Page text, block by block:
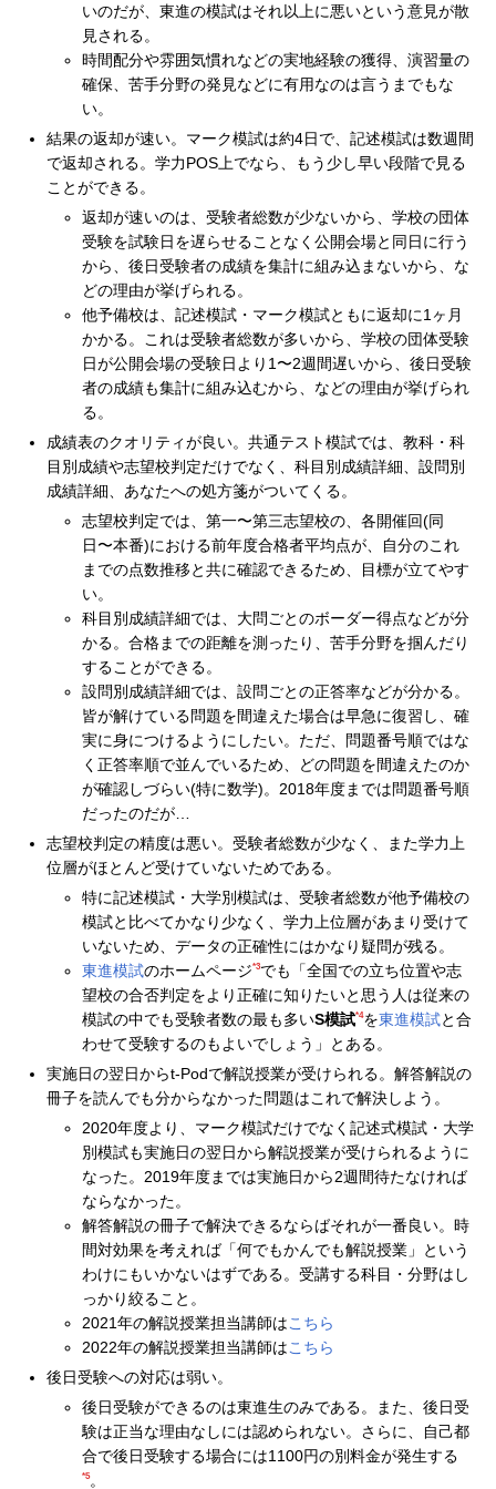
いのだが、東進の模試はそれ以上に悪いという意見が散
見される。
時間配分や雰囲気慣れなどの実地経験の獲得、演習量の
確保、苦手分野の発見などに有用なのは言うまでもな
い。
結果の返却が速い。マーク模試は約4日で、記述模試は数週間
で返却される。学力POS上でなら、もう少し早い段階で見る
ことができる。
返却が速いのは、受験者総数が少ないから、学校の団体
受験を試験日を遅らせることなく公開会場と同日に行う
から、後日受験者の成績を集計に組み込まないから、な
どの理由が挙げられる。
他予備校は、記述模試・マーク模試ともに返却に1ヶ月
かかる。これは受験者総数が多いから、学校の団体受験
日が公開会場の受験日より1〜2週間遅いから、後日受験
者の成績も集計に組み込むから、などの理由が挙げられ
る。
成績表のクオリティが良い。共通テスト模試では、教科・科
目別成績や志望校判定だけでなく、科目別成績詳細、設問別
成績詳細、あなたへの処方箋がついてくる。
志望校判定では、第一〜第三志望校の、各開催回(同
日〜本番)における前年度合格者平均点が、自分のこれ
までの点数推移と共に確認できるため、目標が立てやす
い。
科目別成績詳細では、大問ごとのボーダー得点などが分
かる。合格までの距離を測ったり、苦手分野を掴んだり
することができる。
設問別成績詳細では、設問ごとの正答率などが分かる。
皆が解けている問題を間違えた場合は早急に復習し、確
実に身につけるようにしたい。ただ、問題番号順ではな
く正答率順で並んでいるため、どの問題を間違えたのか
が確認しづらい(特に数学)。2018年度までは問題番号順
だったのだが…
志望校判定の精度は悪い。受験者総数が少なく、また学力上
位層がほとんど受けていないためである。
特に記述模試・大学別模試は、受験者総数が他予備校の
模試と比べてかなり少なく、学力上位層があまり受けて
いないため、データの正確性にはかなり疑問が残る。
東進模試のホームページ*3でも「全国での立ち位置や志
望校の合否判定をより正確に知りたいと思う人は従来の
模試の中でも受験者数の最も多いS模試*4を東進模試と合
わせて受験するのもよいでしょう」とある。
実施日の翌日からt-Podで解説授業が受けられる。解答解説の
冊子を読んでも分からなかった問題はこれで解決しよう。
2020年度より、マーク模試だけでなく記述式模試・大学
別模試も実施日の翌日から解説授業が受けられるように
なった。2019年度までは実施日から2週間待たなければ
ならなかった。
解答解説の冊子で解決できるならばそれが一番良い。時
間対効果を考えれば「何でもかんでも解説授業」という
わけにもいかないはずである。受講する科目・分野はし
っかり絞ること。
2021年の解説授業担当講師はこちら
2022年の解説授業担当講師はこちら
後日受験への対応は弱い。
後日受験ができるのは東進生のみである。また、後日受
験は正当な理由なしには認められない。さらに、自己都
合で後日受験する場合には1100円の別料金が発生する
*5。